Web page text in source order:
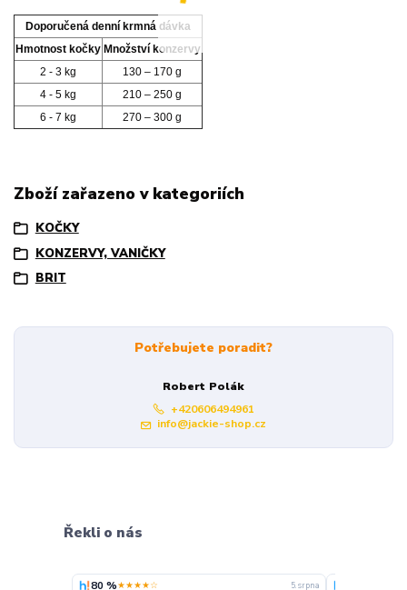
Doporučená denní krmná dávka
Hmotnost kočky Množství konzervy
2 - 3 kg
130 – 170 g
4 - 5 kg
210 – 250 g
6 - 7 kg
270 – 300 g
Zboží zařazeno v kategoriích
KOČKY
KONZERVY, VANIČKY
BRIT
Potřebujete poradit?
Robert Polák
+420606494961
info@jackie-shop.cz
Řekli o nás
80 %★★★★☆ 5. srpna